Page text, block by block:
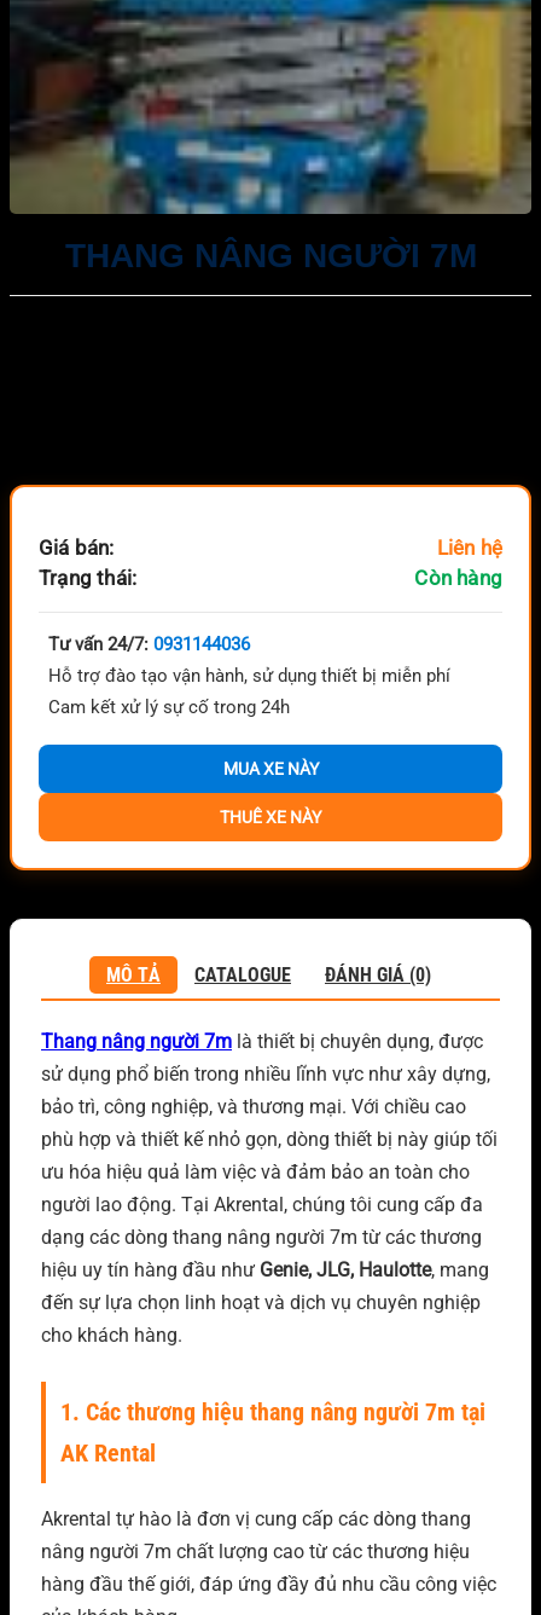
THANG NÂNG NGƯỜI 7M
Giá bán:
Liên hệ
Trạng thái:
Còn hàng
Tư vấn 24/7: 0931144036
Hỗ trợ đào tạo vận hành, sử dụng thiết bị miễn phí
Cam kết xử lý sự cố trong 24h
MUA XE NÀY
THUÊ XE NÀY
MÔ TẢ CATALOGUE ĐÁNH GIÁ (0)
Thang nâng người 7m là thiết bị chuyên dụng, được
sử dụng phổ biến trong nhiều lĩnh vực như xây dựng,
bảo trì, công nghiệp, và thương mại. Với chiều cao
phù hợp và thiết kế nhỏ gọn, dòng thiết bị này giúp tối
ưu hóa hiệu quả làm việc và đảm bảo an toàn cho
người lao động. Tại Akrental, chúng tôi cung cấp đa
dạng các dòng thang nâng người 7m từ các thương
hiệu uy tín hàng đầu như Genie, JLG, Haulotte, mang
đến sự lựa chọn linh hoạt và dịch vụ chuyên nghiệp
cho khách hàng.
1. Các thương hiệu thang nâng người 7m tại
AK Rental
Akrental tự hào là đơn vị cung cấp các dòng thang
nâng người 7m chất lượng cao từ các thương hiệu
hàng đầu thế giới, đáp ứng đầy đủ nhu cầu công việc